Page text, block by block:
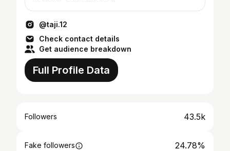
@taji.12
Check contact details
Get audience breakdown
Full Profile Data
Followers 43.5k
Fake followers 24.78%